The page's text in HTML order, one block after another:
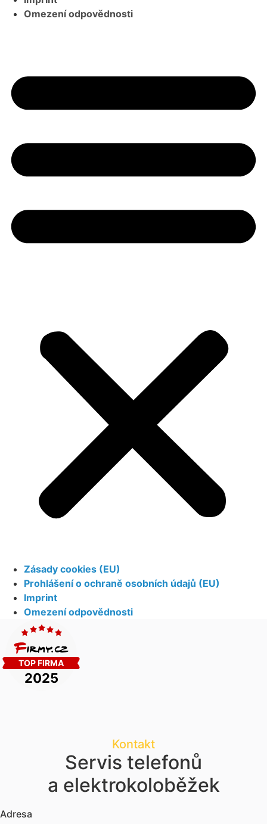
Omezení odpovědnosti
Zásady cookies (EU)
Prohlášení o ochraně osobních údajů (EU)
Imprint
Omezení odpovědnosti
Kontakt
Servis telefonů
a elektrokoloběžek
Adresa